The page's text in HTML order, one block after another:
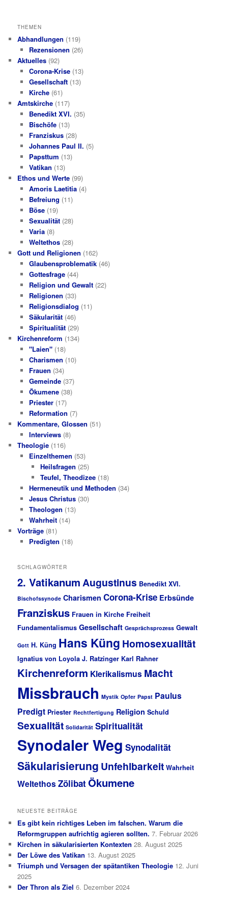
THEMEN
Abhandlungen (119)
Rezensionen (26)
Aktuelles (92)
Corona-Krise(13)
Gesellschaft(13)
Kirche(61)
Amtskirche (117)
Benedikt XVI. (35)
Bischöfe(13)
Franziskus(28)
Johannes Paul II. (5)
Papsttum (13)
Vatikan (13)
Ethos und Werte (99)
Amoris Laetitia(4)
Befreiung (11)
Böse(19)
Sexualität(28)
Varia(8)
Weltethos(28)
Gott und Religionen (162)
Glaubensproblematik(46)
Gottesfrage(44)
Religion und Gewalt(22)
Religionen (33)
Religionsdialog (11)
Säkularität(46)
Spiritualität(29)
Kirchenreform (134)
"Laien"(18)
Charismen (10)
Frauen (34)
Gemeinde(37)
Ökumene(38)
Priester(17)
Reformation (7)
Kommentare, Glossen (51)
Interviews(8)
Theologie (116)
Einzelthemen (53)
Heilsfragen (25)
Teufel, Theodizee (18)
Hermeneutik und Methoden (34)
Jesus Christus(30)
Theologen (13)
Wahrheit(14)
Vorträge (81)
Predigten (18)
SCHLAGWÖRTER
2. VatikanumAugustinus Benedikt XVI.
Bischofssynode Charismen Corona-Krise Erbsünde
Franziskus Frauen in Kirche Freiheit
Fundamentalismus Gesellschaft Gesprächsprozess Gewalt
Gott H. Küng Hans Küng Homosexualität
Ignatius von Loyola J. Ratzinger Karl Rahner
Kirchenreform Klerikalismus Macht
Missbrauch Mystik Opfer Papst Paulus
Predigt Priester Rechtfertigung Religion Schuld
Sexualität Solidarität Spiritualität
Synodaler Weg Synodalität
Säkularisierung Unfehlbarkeit Wahrheit
WeltethosZölibatÖkumene
NEUESTE BEITRÄGE
Es gibt kein richtiges Leben im falschen. Warum die
Reformgruppen aufrichtig agieren sollten. 7. Februar 2026
Kirchen in säkularisierten Kontexten 28. August 2025
Der Löwe des Vatikan 13. August 2025
Triumph und Versagen der spätantiken Theologie 12. Juni
2025
Der Thron als Ziel 6. Dezember 2024